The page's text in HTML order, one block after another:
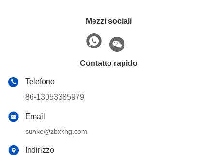
Mezzi sociali
Contatto rapido
Telefono
86-13053385979
Email
sunke@zbxkhg.com
Indirizzo